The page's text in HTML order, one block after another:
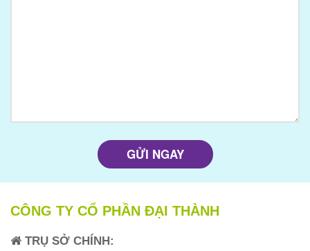
CÔNG TY CỔ PHẦN ĐẠI THÀNH
TRỤ SỞ CHÍNH: